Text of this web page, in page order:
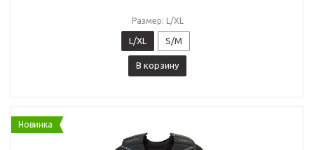
Размер: L/XL
L/XL S/M
В корзину
Новинка